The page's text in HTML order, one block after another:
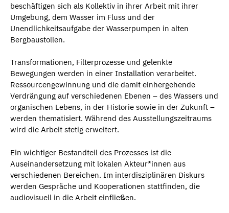
beschäftigen sich als Kollektiv in ihrer Arbeit mit ihrer
Umgebung, dem Wasser im Fluss und der
Unendlichkeitsaufgabe der Wasserpumpen in alten
Bergbaustollen.
Transformationen, Filterprozesse und gelenkte
Bewegungen werden in einer Installation verarbeitet.
Ressourcengewinnung und die damit einhergehende
Verdrängung auf verschiedenen Ebenen – des Wassers und
organischen Lebens, in der Historie sowie in der Zukunft –
werden thematisiert. Während des Ausstellungszeitraums
wird die Arbeit stetig erweitert.
Ein wichtiger Bestandteil des Prozesses ist die
Auseinandersetzung mit lokalen Akteur*innen aus
verschiedenen Bereichen. Im interdisziplinären Diskurs
werden Gespräche und Kooperationen stattfinden, die
audiovisuell in die Arbeit einfließen.